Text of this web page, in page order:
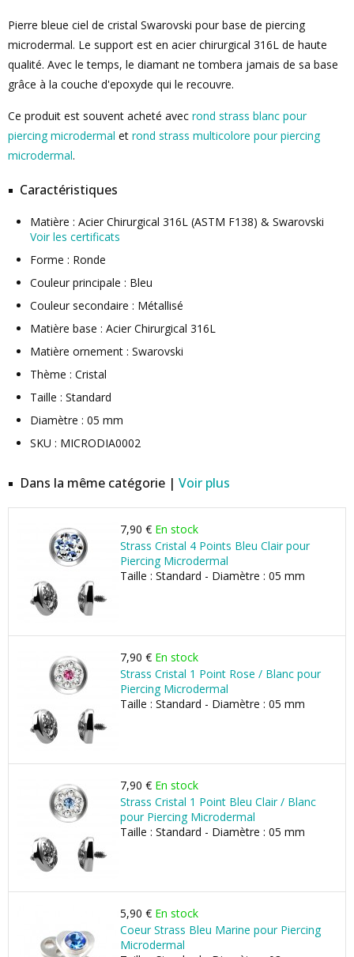
Pierre bleue ciel de cristal Swarovski pour base de piercing
microdermal. Le support est en acier chirurgical 316L de haute
qualité. Avec le temps, le diamant ne tombera jamais de sa base
grâce à la couche d'epoxyde qui le recouvre.
Ce produit est souvent acheté avec rond strass blanc pour
piercing microdermal et rond strass multicolore pour piercing
microdermal.
Caractéristiques
Matière : Acier Chirurgical 316L (ASTM F138) & Swarovski
Voir les certificats
Forme : Ronde
Couleur principale : Bleu
Couleur secondaire : Métallisé
Matière base : Acier Chirurgical 316L
Matière ornement : Swarovski
Thème : Cristal
Taille : Standard
Diamètre : 05 mm
SKU : MICRODIA0002
Dans la même catégorie | Voir plus
7,90 € En stock
Strass Cristal 4 Points Bleu Clair pour
Piercing Microdermal
Taille : Standard - Diamètre : 05 mm
7,90 € En stock
Strass Cristal 1 Point Rose / Blanc pour
Piercing Microdermal
Taille : Standard - Diamètre : 05 mm
7,90 € En stock
Strass Cristal 1 Point Bleu Clair / Blanc
pour Piercing Microdermal
Taille : Standard - Diamètre : 05 mm
5,90 € En stock
Coeur Strass Bleu Marine pour Piercing
Microdermal